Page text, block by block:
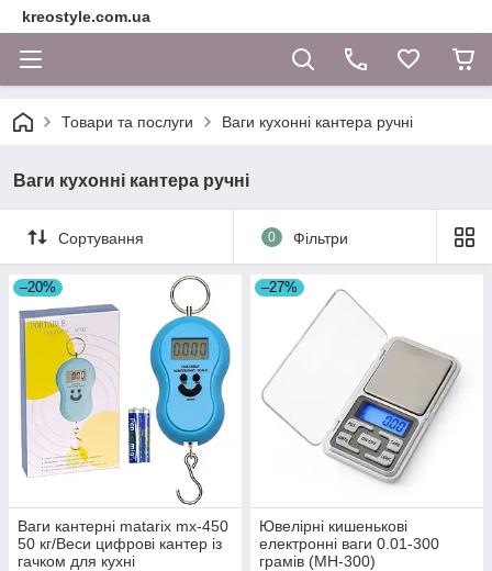
kreostyle.com.ua
Товари та послуги Ваги кухонні кантера ручні
Ваги кухонні кантера ручні
Сортування 0 Фільтри
–20%
Ваги кантерні matarix mx-450
50 кг/Веси цифрові кантер із
гачком для кухні
–27%
Ювелірні кишенькові
електронні ваги 0.01-300
грамів (MH-300)